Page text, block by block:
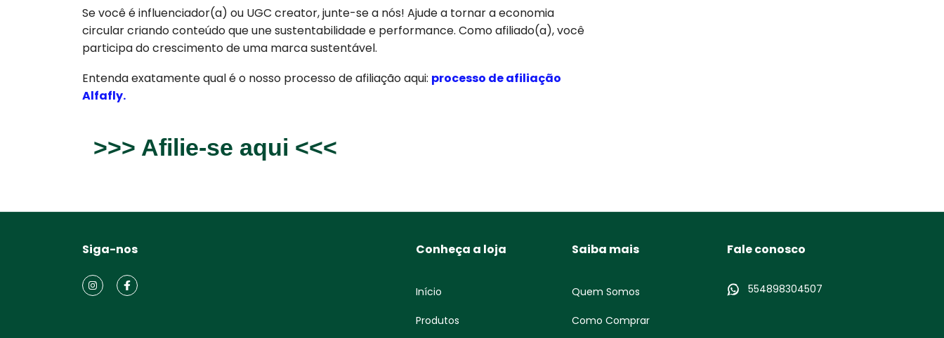
Se você é influenciador(a) ou UGC creator, junte-se a nós! Ajude a tornar a economia
circular criando conteúdo que une sustentabilidade e performance. Como afiliado(a), você
participa do crescimento de uma marca sustentável.
Entenda exatamente qual é o nosso processo de afiliação aqui: processo de afiliação
Alfafly.
>>> Afilie-se aqui <<<
Siga-nos Conheça a loja
Início
Produtos
Saiba mais
Quem Somos
Como Comprar
Fale conosco
554898304507